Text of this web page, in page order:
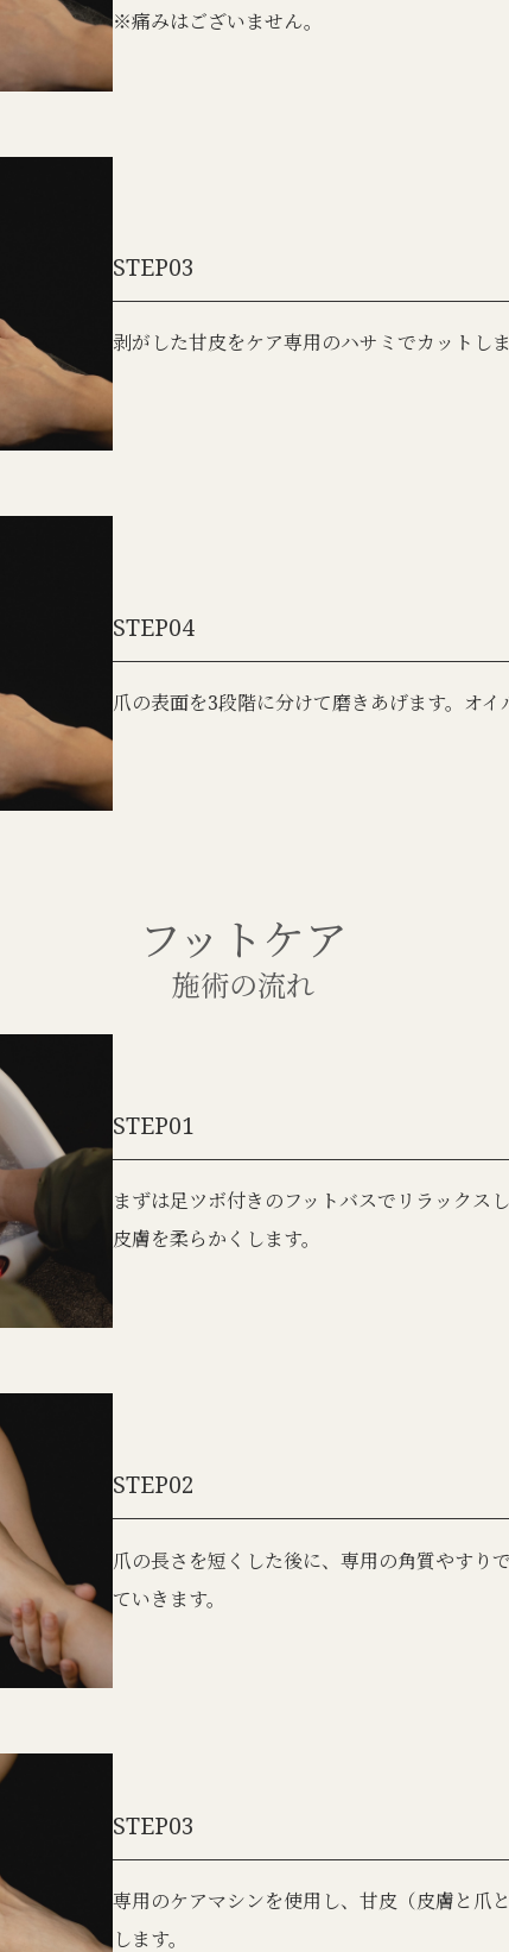
※痛みはございません。
STEP03
剥がした甘皮をケア専用のハサミでカットしま
STEP04
爪の表面を3段階に分けて磨きあげます。オイ
フットケア
施術の流れ
STEP01
まずは足ツボ付きのフットバスでリラックス
皮膚を柔らかくします。
STEP02
爪の長さを短くした後に、専用の角質やすり
ていきます。
STEP03
専用のケアマシンを使用し、甘皮（皮膚と爪
します。